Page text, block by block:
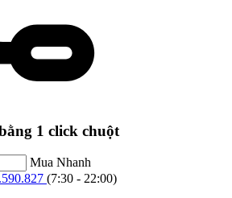
1 click chuột
Mua Nhanh
(7:30 - 22:00)